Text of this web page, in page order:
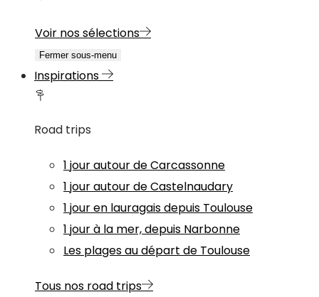
Voir nos sélections
Fermer sous-menu
Inspirations
Road trips
1 jour autour de Carcassonne
1 jour autour de Castelnaudary
1 jour en lauragais depuis Toulouse
1 jour à la mer, depuis Narbonne
Les plages au départ de Toulouse
Tous nos road trips